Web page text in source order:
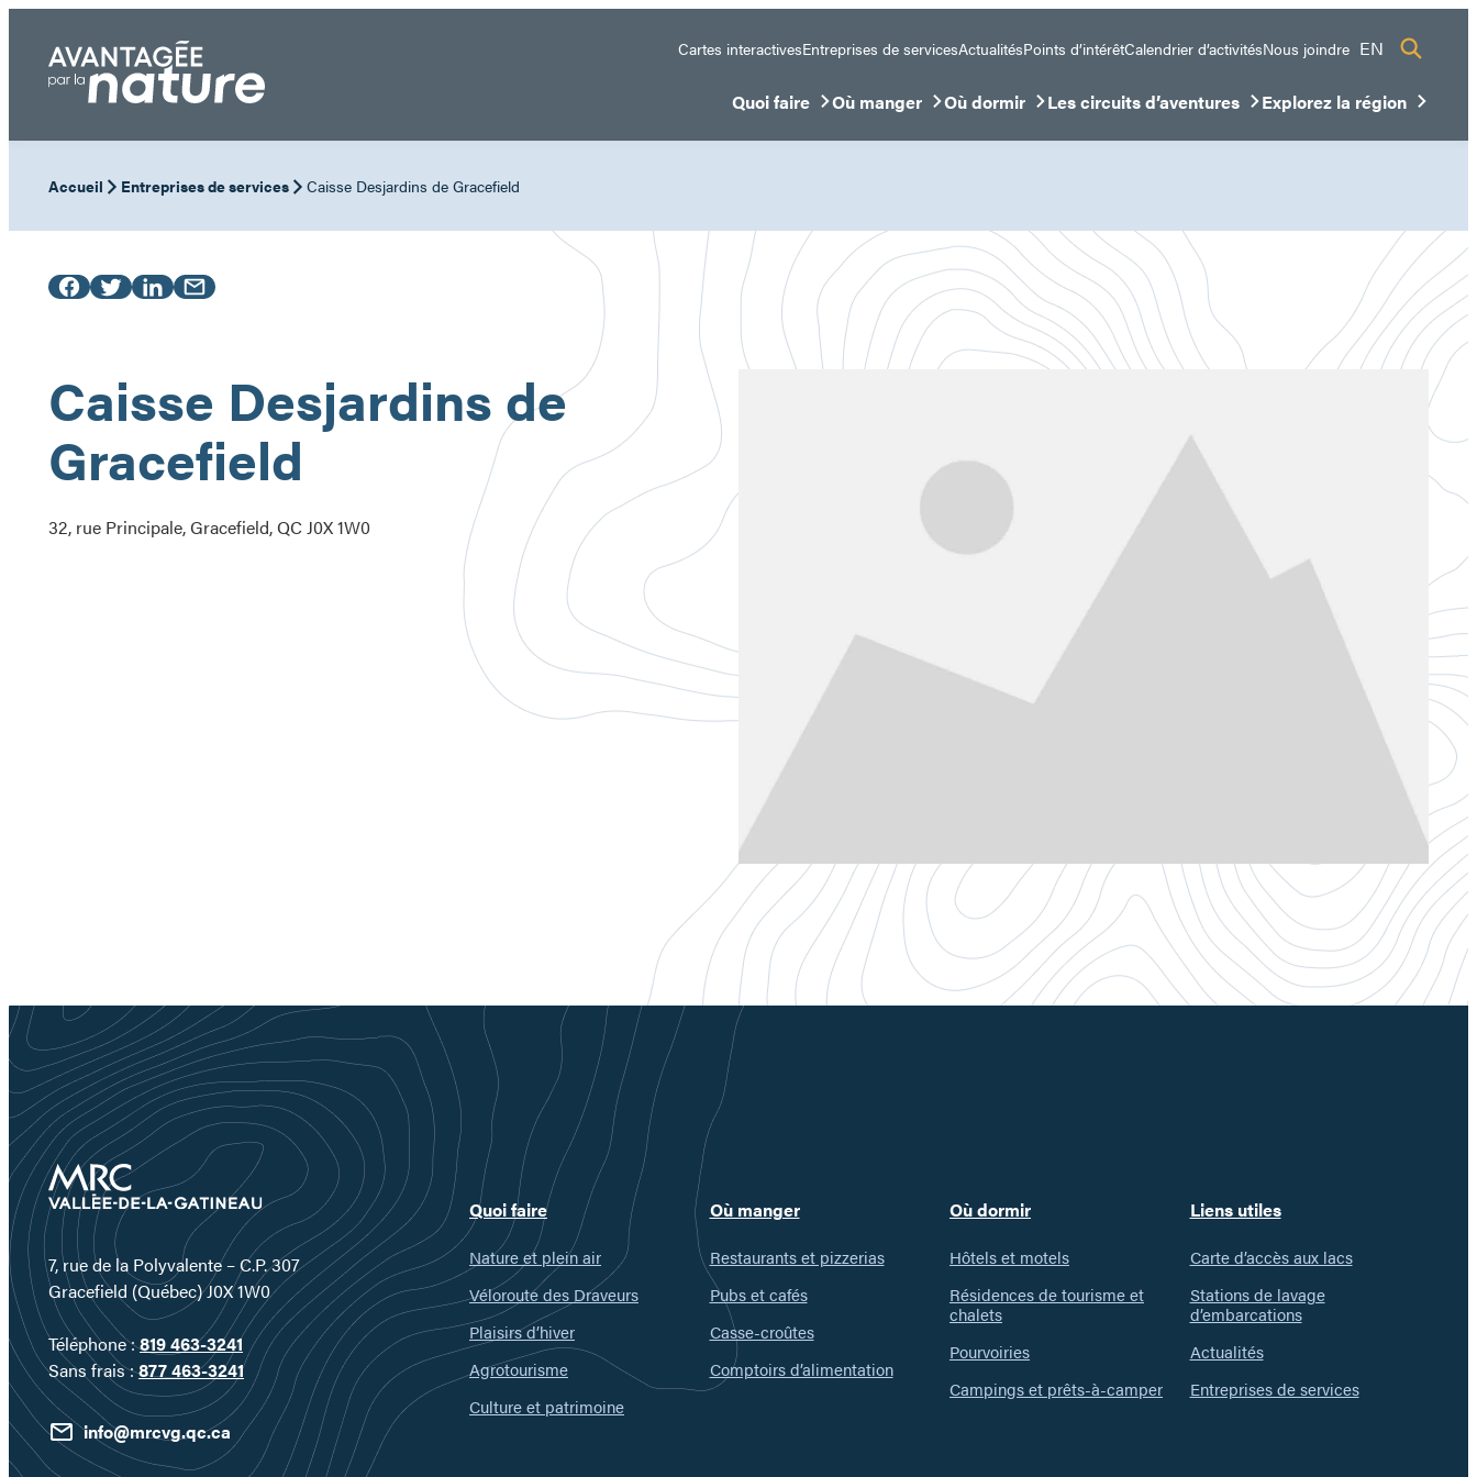
contenu
Cartes interactivesEntreprises de servicesActualitésPoints d’intérêtCalendrier d’activitésNous joindre EN
Quoi faire
Ouvrir/Fermer le sous-menu
Où manger
Ouvrir/Fermer le sous-menu
Où dormir
Ouvrir/Fermer le sous-menu
Les circuits d’aventures
Ouvrir/Fermer le sous-menuExplorez la région
Ouvrir/Fermer le sous-
Accueil Entreprises de services Caisse Desjardins de Gracefield
Caisse Desjardins de
Gracefield
32, rue Principale, Gracefield, QC J0X 1W0
7, rue de la Polyvalente – C.P. 307
Gracefield (Québec) J0X 1W0
Téléphone :819 463-3241
Sans frais :877 463-3241
info@mrcvg.qc.ca
Quoi faire
Nature et plein air
Véloroute des Draveurs
Plaisirs d’hiver
Agrotourisme
Culture et patrimoine
Où manger
Restaurants et pizzerias
Pubs et cafés
Casse-croûtes
Comptoirs d’alimentation
Où dormir
Hôtels et motels
Résidences de tourisme et
chalets
Pourvoiries
Campings et prêts-à-camper
Liens utiles
Carte d’accès aux lacs
Stations de lavage
d’embarcations
Actualités
Entreprises de services